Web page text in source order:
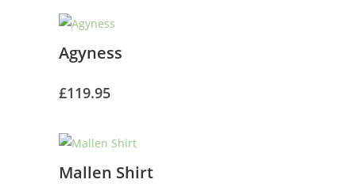
Agyness
£119.95
Mallen Shirt